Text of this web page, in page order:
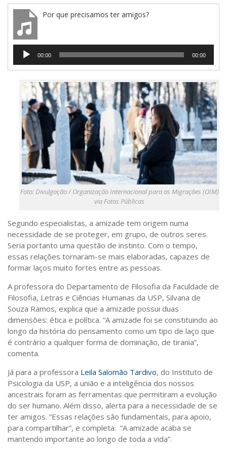
Seções
Mural do IP
Commentor
Lançamento
Psico-HQ
Dossiês
Gênero
Alfabetização
Transtorno do Espectro Autista
Contato
Sobre o Portal
Por que precisamos ter amigos?
Tocador
áudio
00:00 00:00
Foto: Divulgação / Organização Internacional para as Migrações (OIM)
via Fotos Públicas
Segundo especialistas, a amizade tem origem numa
necessidade de se proteger, em grupo, de outros seres.
Seria portanto uma questão de instinto. Com o tempo,
essas relações tornaram-se mais elaboradas, capazes de
formar laços muito fortes entre as pessoas.
A professora do Departamento de Filosofia da Faculdade de
Filosofia, Letras e Ciências Humanas da USP, Silvana de
Souza Ramos, explica que a amizade possui duas
dimensões: ética e política. “A amizade foi se constituindo ao
longo da história do pensamento como um tipo de laço que
é contrário a qualquer forma de dominação, de tirania”,
comenta.
Já para a professora Leila Salomão Tardivo, do Instituto de
Psicologia da USP, a união e a inteligência dos nossos
ancestrais foram as ferramentas que permitiram a evolução
do ser humano. Além disso, alerta para a necessidade de se
ter amigos. “Essas relações são fundamentais, para apoio,
para compartilhar”, e completa: “A amizade acaba se
mantendo importante ao longo de toda a vida”.